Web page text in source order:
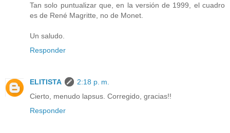
Tan solo puntualizar que, en la versión de 1999, el cuadro
es de René Magritte, no de Monet.
Un saludo.
Responder
ELITISTA
2:18 p. m.
Cierto, menudo lapsus. Corregido, gracias!!
Responder